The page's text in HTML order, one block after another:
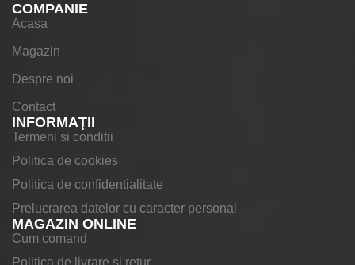
COMPANIE
Acasa
Magazin
Despre noi
Contact
INFORMAŢII
Termeni si conditii
Politica de cookies
Politica de confidentialitate
Prelucrarea datelor cu caracter personal
MAGAZIN ONLINE
Cum comand
Politica de livrare si retur